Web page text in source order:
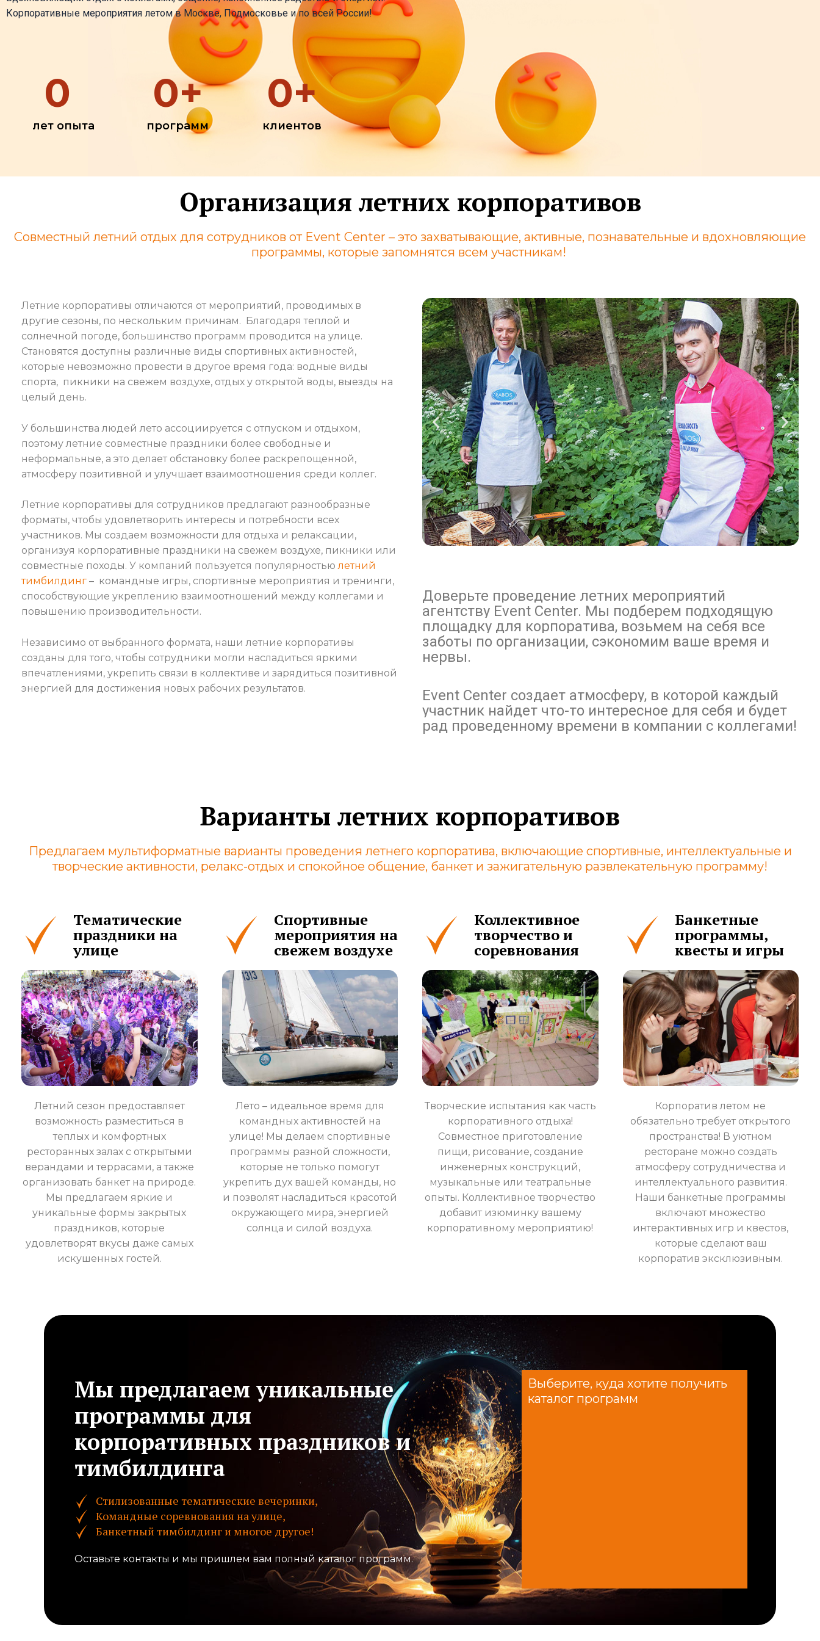
Корпоративные мероприятия летом в Москве, Подмосковье и по всей России!
0
лет опыта
0+
программ
0+
клиентов
Организация летних корпоративов
Совместный летний отдых для сотрудников от Event Center – это захватывающие, активные, познавательные и вдохновляющие
программы, которые запомнятся всем участникам!
Летние корпоративы отличаются от мероприятий, проводимых в
другие сезоны, по нескольким причинам. Благодаря теплой и
солнечной погоде, большинство программ проводится на улице.
Становятся доступны различные виды спортивных активностей,
которые невозможно провести в другое время года: водные виды
спорта, пикники на свежем воздухе, отдых у открытой воды, выезды на
целый день.
У большинства людей лето ассоциируется с отпуском и отдыхом,
поэтому летние совместные праздники более свободные и
неформальные, а это делает обстановку более раскрепощенной,
атмосферу позитивной и улучшает взаимоотношения среди коллег.
Летние корпоративы для сотрудников предлагают разнообразные
форматы, чтобы удовлетворить интересы и потребности всех
участников. Мы создаем возможности для отдыха и релаксации,
организуя корпоративные праздники на свежем воздухе, пикники или
совместные походы. У компаний пользуется популярностьюлетний
тимбилдинг – командные игры, спортивные мероприятия и тренинги,
способствующие укреплению взаимоотношений между коллегами и
повышению производительности.
Независимо от выбранного формата, наши летние корпоративы
созданы для того, чтобы сотрудники могли насладиться яркими
впечатлениями, укрепить связи в коллективе и зарядиться позитивной
энергией для достижения новых рабочих результатов.
Доверьте проведение летних мероприятий
агентству Event Center. Мы подберем подходящую
площадку для корпоратива, возьмем на себя все
заботы по организации, сэкономим ваше время и
нервы.
Event Center создает атмосферу, в которой каждый
участник найдет что-то интересное для себя и будет
рад проведенному времени в компании с коллегами!
Варианты летних корпоративов
Предлагаем мультиформатные варианты проведения летнего корпоратива, включающие спортивные, интеллектуальные и
творческие активности, релакс-отдых и спокойное общение, банкет и зажигательную развлекательную программу!
Тематические
праздники на
улице
Летний сезон предоставляет
возможность разместиться в
теплых и комфортных
ресторанных залах с открытыми
верандами и террасами, а также
организовать банкет на природе.
Мы предлагаем яркие и
уникальные формы закрытых
праздников, которые
удовлетворят вкусы даже самых
искушенных гостей.
Спортивные
мероприятия на
свежем воздухе
Лето – идеальное время для
командных активностей на
улице! Мы делаем спортивные
программы разной сложности,
которые не только помогут
укрепить дух вашей команды, но
и позволят насладиться красотой
окружающего мира, энергией
солнца и силой воздуха.
Коллективное
творчество и
соревнования
Творческие испытания как часть
корпоративного отдыха!
Совместное приготовление
пищи, рисование, создание
инженерных конструкций,
музыкальные или театральные
опыты. Коллективное творчество
добавит изюминку вашему
корпоративному мероприятию!
Банкетные
программы,
квесты и игры
Корпоратив летом не
обязательно требует открытого
пространства! В уютном
ресторане можно создать
атмосферу сотрудничества и
интеллектуального развития.
Наши банкетные программы
включают множество
интерактивных игр и квестов,
которые сделают ваш
корпоратив эксклюзивным.
Мы предлагаем уникальные
программы для
корпоративных праздников и
тимбилдинга
Стилизованные тематические вечеринки,
Командные соревнования на улице,
Банкетный тимбилдинг и многое другое!
Оставьте контакты и мы пришлем вам полный каталог программ.
Выберите, куда хотите получить
каталог программ